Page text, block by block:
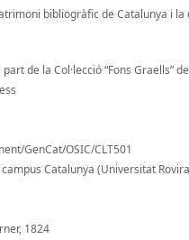
bibliogràfic de Catalunya i
de la Col·lecció “Fons Graells”
GenCat/OSIC/CLT501
campus Catalunya (Universitat
1824